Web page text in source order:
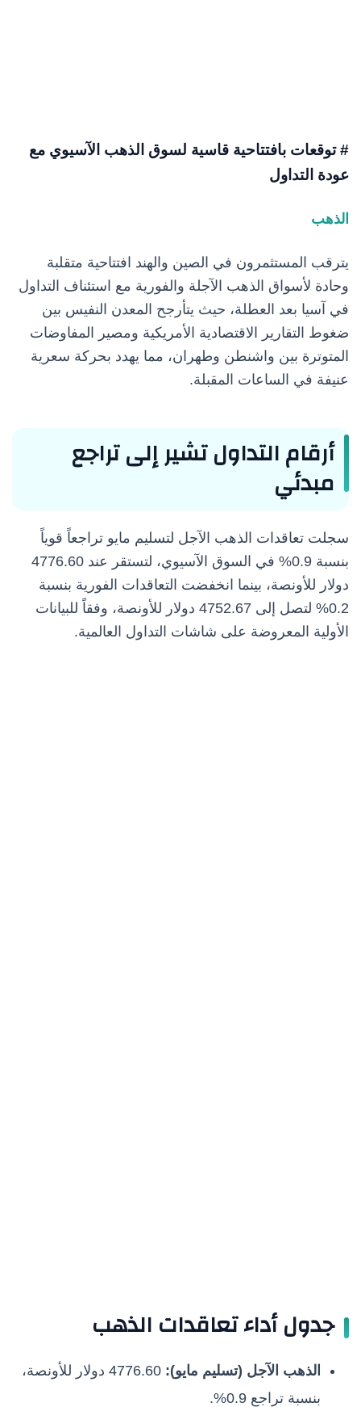
# توقعات بافتتاحية قاسية لسوق الذهب الآسيوي مع
عودة التداول
الذهب
يترقب المستثمرون في الصين والهند افتتاحية متقلبة
وحادة لأسواق الذهب الآجلة والفورية مع استئناف التداول
في آسيا بعد العطلة، حيث يتأرجح المعدن النفيس بين
ضغوط التقارير الاقتصادية الأمريكية ومصير المفاوضات
المتوترة بين واشنطن وطهران، مما يهدد بحركة سعرية
عنيفة في الساعات المقبلة.
أرقام التداول تشير إلى تراجع
مبدئي
سجلت تعاقدات الذهب الآجل لتسليم مايو تراجعاً قوياً
بنسبة 0.9% في السوق الآسيوي، لتستقر عند 4776.60
دولار للأونصة، بينما انخفضت التعاقدات الفورية بنسبة
0.2% لتصل إلى 4752.67 دولار للأونصة، وفقاً للبيانات
الأولية المعروضة على شاشات التداول العالمية.
جدول أداء تعاقدات الذهب
الذهب الآجل (تسليم مايو):
4776.60 دولار للأونصة،
بنسبة تراجع 0.9%.